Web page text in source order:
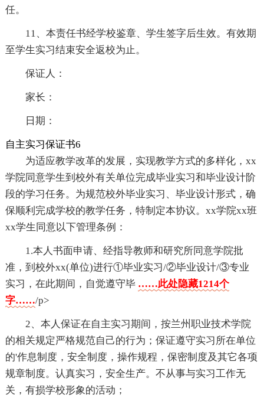
任。
11、本责任书经学校鉴章、学生签字后生效。有效期
至学生实习结束安全返校为止。
保证人：
家长：
日期：
自主实习保证书6
为适应教学改革的发展，实现教学方式的多样化，xx
学院同意学生到校外有关单位完成毕业实习和毕业设计阶
段的学习任务。为规范校外毕业实习、毕业设计形式，确
保顺利完成学校的教学任务，特制定本协议。xx学院xx班
xx学生同意以下管理条例：
1.本人书面申请、经指导教师和研究所同意学院批
准，到校外xx(单位)进行①毕业实习/②毕业设计/③专业
实习，在此期间，自觉遵守毕 ……此处隐藏1214个
字……/p>
2、本人保证在自主实习期间，按兰州职业技术学院
的相关规定严格规范自己的行为；保证遵守实习所在单位
的'作息制度，安全制度，操作规程，保密制度及其它各项
规章制度。认真实习，安全生产。不从事与实习工作无
关，有损学校形象的活动；